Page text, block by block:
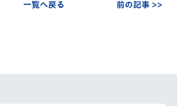
一覧へ戻る 前の記事 >>